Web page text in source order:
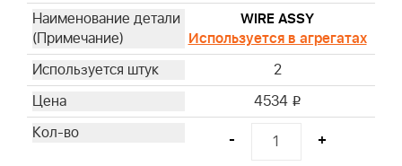
WIRE ASSY
Используется в агрегатах
2
4534 i
- +